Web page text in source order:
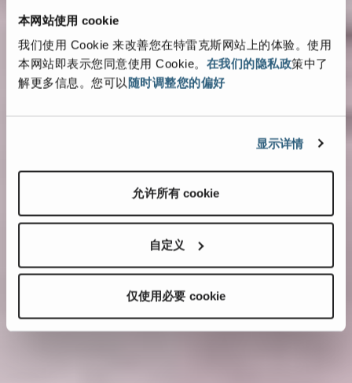
本网站使用 cookie
我们使用 Cookie 来改善您在特雷克斯网站上的体验。使用
本网站即表示您同意使用 Cookie。 在我们的隐私政策中了
解更多信息。您可以 随时调整您的偏好
显示详情
允许所有 cookie
自定义
仅使用必要 cookie